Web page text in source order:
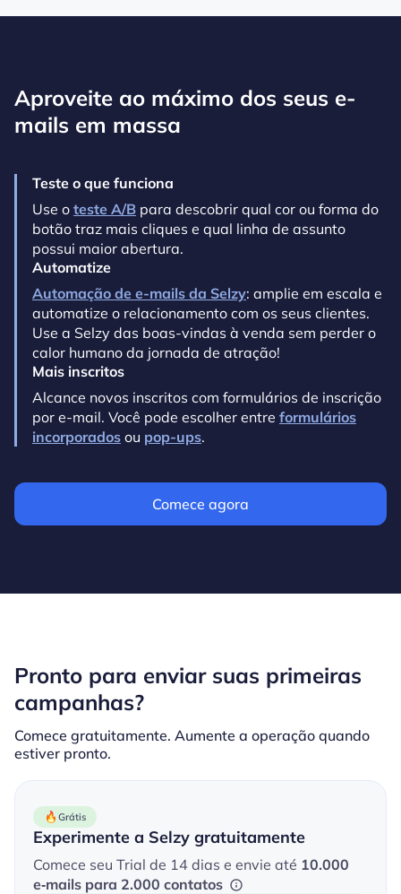
Aproveite ao máximo dos seus e-
mails em massa
Teste o que funciona
Use o teste A/B para descobrir qual cor ou forma do
botão traz mais cliques e qual linha de assunto
possui maior abertura.
Automatize
Automação de e-mails da Selzy: amplie em escala e
automatize o relacionamento com os seus clientes.
Use a Selzy das boas-vindas à venda sem perder o
calor humano da jornada de atração!
Mais inscritos
Alcance novos inscritos com formulários de inscrição
por e-mail. Você pode escolher entre formulários
incorporados ou pop-ups.
Comece agora
Pronto para enviar suas primeiras
campanhas?
Comece gratuitamente. Aumente a operação quando
estiver pronto.
Experimente a Selzy gratuitamente
Grátis
Comece seu Trial de 14 dias e envie até 10.000
e‑mails para 2.000 contatos